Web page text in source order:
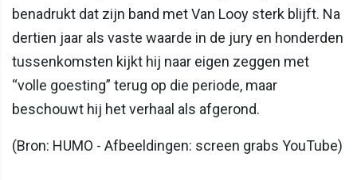
benadrukt dat zijn band met Van Looy sterk blijft. Na
dertien jaar als vaste waarde in de jury en honderden
tussenkomsten kijkt hij naar eigen zeggen met
“volle goesting” terug op die periode, maar
beschouwt hij het verhaal als afgerond.
(Bron: HUMO - Afbeeldingen: screen grabs YouTube)